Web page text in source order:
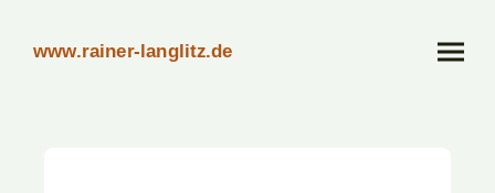
www.rainer-langlitz.de